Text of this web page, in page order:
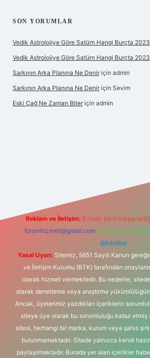
SON YORUMLAR
Vedik Astrolojiye Göre Satürn Hangi Burçta 2023
Vedik Astrolojiye Göre Satürn Hangi Burçta 2023
Şarkının Arka Planına Ne Denir için admin
Şarkının Arka Planına Ne Denir için Sevim
Eski Çağ Ne Zaman Biter için admin
Reklam ve İletişim: E-mail:
forumhizmeti@gmail.com Whatsapp: 0262
@karabul
Yasal Uyarı: Sitemiz, 5651 Sayılı Kanun
ve İletişim Kurumu (BTK) tarafından
olarak hizmet vermektedir. Bu nedenle,
olarak denetleme veya araştırma
Ancak, üyelerimiz yazdıkları içeriklerin
siteye üye olarak bu sorumluluğu kabul etmiş
sitesi, herhangi bir marka, kurum veya şahıs
bulunmamaktadır. Sitede yalnızca kendi
paylaşılmaktadır. Burada yer alan içerikler